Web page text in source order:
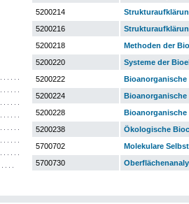
5200214
5200216
5200218
Methoden der
5200220
Systeme der
5200222
Bioanorganische
5200224
Bioanorganische
5200228
Bioanorganische
5200238
Ökologische
5700702
Molekulare
5700730